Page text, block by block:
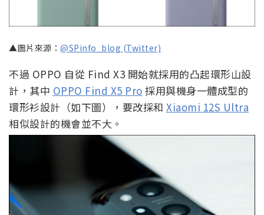
▲圖片來源： @SPinfo_blog (Twitter)
不過 OPPO 自從 Find X3 開始就採用的凸起環形山設
計，其中 OPPO Find X5 Pro 採用與機身一體成型的
環形衫設計（如下圖），要改採和 Xiaomi 12S Ultra
相似設計的機會並不大。